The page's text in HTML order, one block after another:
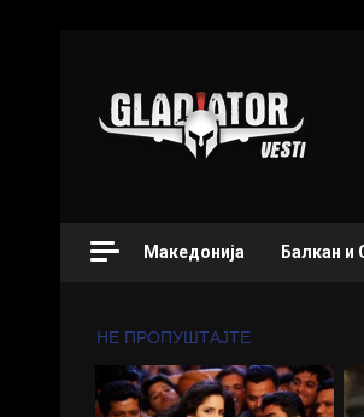
Македонија Балкан и